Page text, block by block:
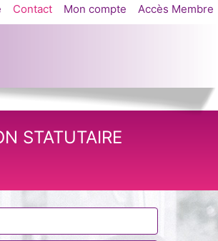
Contact Mon compte Accès Membre
STATUTAIRE